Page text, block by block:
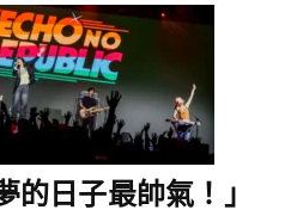
的日子最帥氣！」